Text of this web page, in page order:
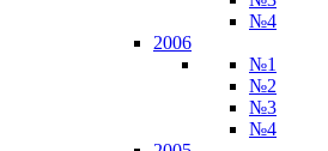
№4
2006
№1
№2
№3
№4